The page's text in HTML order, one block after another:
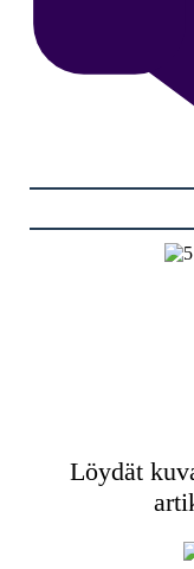
Löydät